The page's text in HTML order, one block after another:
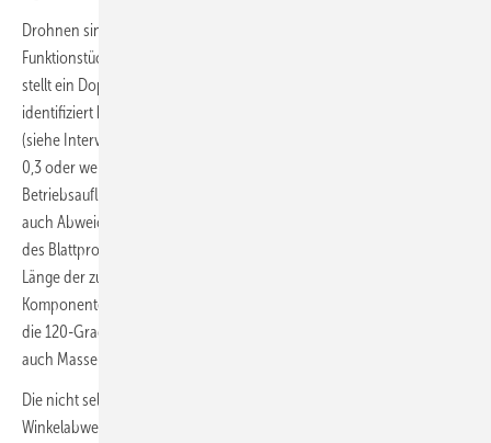
Drohnen sind nicht das einzige Instrument, das die Überwachung der
Funktionstüchtigkeit des Rotors automatisiert. Windcomp aus Berlin
stellt ein Doppellaser-Messsystem am Boden auf ein Stativ und
identifiziert kleine Abweichungen im Stellwinkel der Rotorblätter
(siehe Interview auf Seite 30). Es analysiert, ob diese noch tolerable
0,3 oder wenigstens 0,6 Grad betragen, oder mit einem Grad gegen
Betriebsauflagen verstoßen. Die Messung im laufenden Betrieb stellt
auch Abweichungen im Twist fest – der aerodynamischen Verbiegung
des Blattprofils um die eigene Achse sowie der Vorbiegung in der
Länge der zunehmend massereduzierter, elastisch ausgelegten
Komponente. Zudem misst Windcomp die Turmschwingungen oder
die 120-Grad-Blattspreizungen im Rotorkreis und leitet aus Messdaten
auch Masseunwuchten ab.
Die nicht seltenen Blattfehlstellungen verursachen ab einem Grad
Winkelabweichung schon Ertragsverluste von zwei Prozent und mehr.